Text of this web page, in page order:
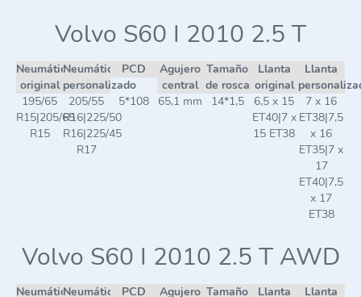
Volvo S60 I 2010 2.5 T
Neumático
original
Neumático
personalizado
PCD
Agujero
central
Tamaño
de rosca
Llanta
original
Llanta
195/65
R15|205/65
R15
205/55
R16|225/50
R16|225/45
R17
5*108 65,1 mm 14*1,5
6,5 x 15
ET40|7 x
15 ET38
7 x 16
ET38|7,5
x 16
ET35|7 x
17
ET40|7,5
x 17
ET38
Volvo S60 I 2010 2.5 T AWD
NeumáticoNeumático PCD Agujero Tamaño Llanta Llanta